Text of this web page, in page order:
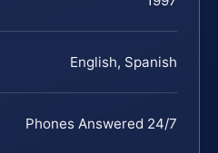
English, Spanish
Phones Answered 24/7